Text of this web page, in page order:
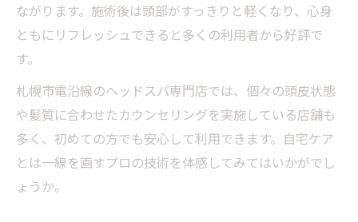
ながります。施術後は頭部がすっきりと軽くなり、心身
ともにリフレッシュできると多くの利用者から好評で
す。
札幌市電沿線のヘッドスパ専門店では、個々の頭皮状態
や髪質に合わせたカウンセリングを実施している店舗も
多く、初めての方でも安心して利用できます。自宅ケア
とは一線を画すプロの技術を体感してみてはいかがでし
ょうか。